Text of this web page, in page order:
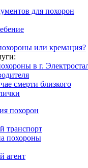
для похорон
или кремация?
в г.
смерти близкого
похорон
транспорт
похороны
агент